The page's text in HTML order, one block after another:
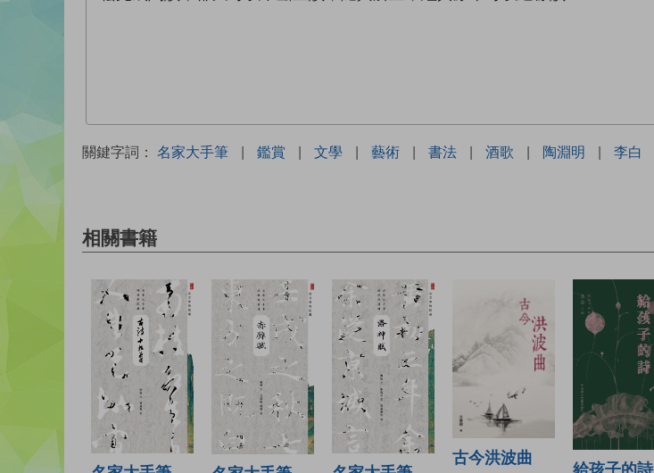
關鍵字詞： 名家大手筆 | 鑑賞 | 文學 | 藝術 | 書法 | 酒歌 | 陶淵明 | 李白
相關書籍
古今洪波曲
給孩子的詩